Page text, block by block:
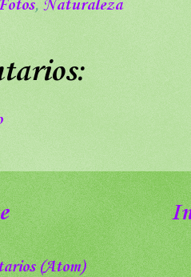
, Naturaleza
(Atom)